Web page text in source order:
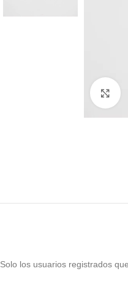
Solo los usuarios registrados